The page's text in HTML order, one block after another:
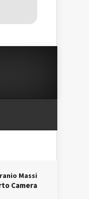
Massi
Camera